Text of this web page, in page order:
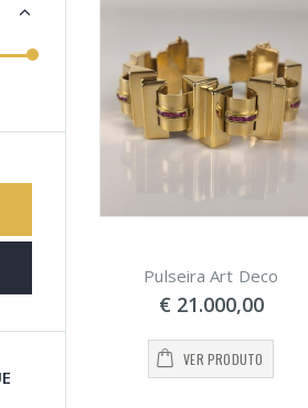
Pulseira Art Deco
€ 21.000,00
VER PRODUTO